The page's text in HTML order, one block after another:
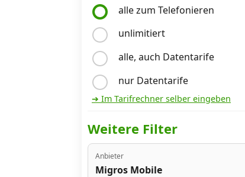
Impressum
alle zum Telefonieren
unlimitiert
alle, auch Datentarife
nur Datentarife
➔ Im Tarifrechner selber eingeben
Weitere Filter
Anbieter
Migros Mobile